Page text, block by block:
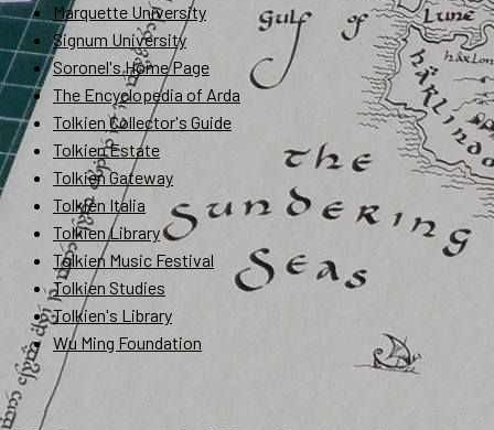
Marquette University
Signum University
Soronel's Home Page
The Encyclopedia of Arda
Tolkien Collector's Guide
Tolkien Estate
Tolkien Gateway
Tolkien Italia
Tolkien Library
Tolkien Music Festival
Tolkien Studies
Tolkien's Library
Wu Ming Foundation